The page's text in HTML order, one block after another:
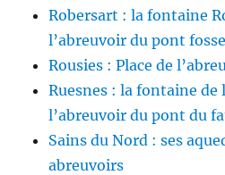
Robersart : la fontaine
l’abreuvoir du pont
Rousies : Place de
Ruesnes : la fontaine de
l’abreuvoir du pont du
Sains du Nord : ses
abreuvoirs